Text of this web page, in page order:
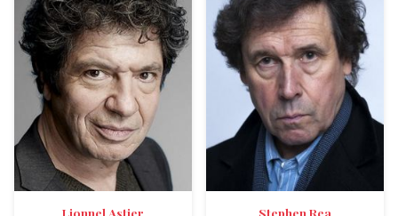
Lionnel Astier Stephen Rea